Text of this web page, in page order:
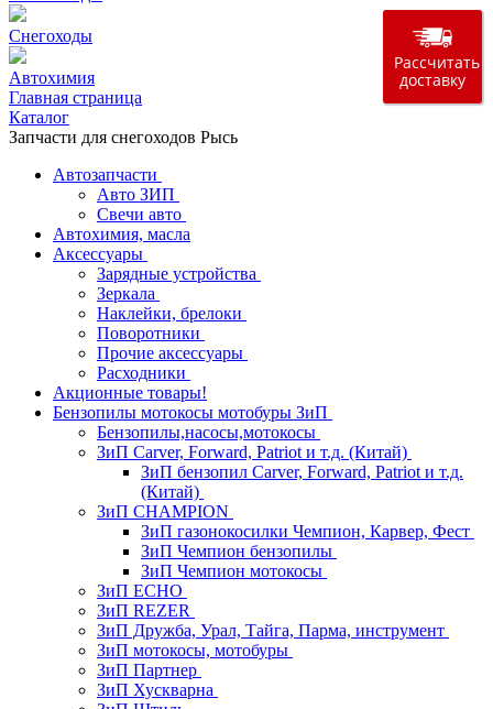
Снегоходы
Автохимия
Главная страница
Каталог
Запчасти для снегоходов Рысь
Автозапчасти
Авто ЗИП
Свечи авто
Автохимия, масла
Аксессуары
Зарядные устройства
Зеркала
Наклейки, брелоки
Поворотники
Прочие аксессуары
Расходники
Акционные товары!
Бензопилы мотокосы мотобуры ЗиП
Бензопилы,насосы,мотокосы
ЗиП Carver, Forward, Patriot и т.д. (Китай)
ЗиП бензопил Carver, Forward, Patriot и т.д.
(Китай)
ЗиП CHAMPION
ЗиП газонокосилки Чемпион, Карвер, Фест
ЗиП Чемпион бензопилы
ЗиП Чемпион мотокосы
ЗиП ECHO
ЗиП REZER
ЗиП Дружба, Урал, Тайга, Парма, инструмент
ЗиП мотокосы, мотобуры
ЗиП Партнер
ЗиП Хускварна
Рассчитать
доставку